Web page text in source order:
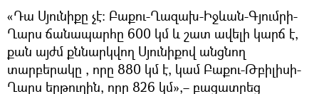
«Դա Սյունիքը չէ։ Բաքու-Ղազախ-Իջևան-Գյումրի-
Ղարս ճանապարհը 600 կմ և շատ ավելի կարճ է,
քան այժմ քննարկվող Սյունիքով անցնող
տարբերակը , որը 880 կմ է, կամ Բաքու-Թբիլիսի-
Ղարս երթուղին, որը 826 կմ»,– բացատրեց